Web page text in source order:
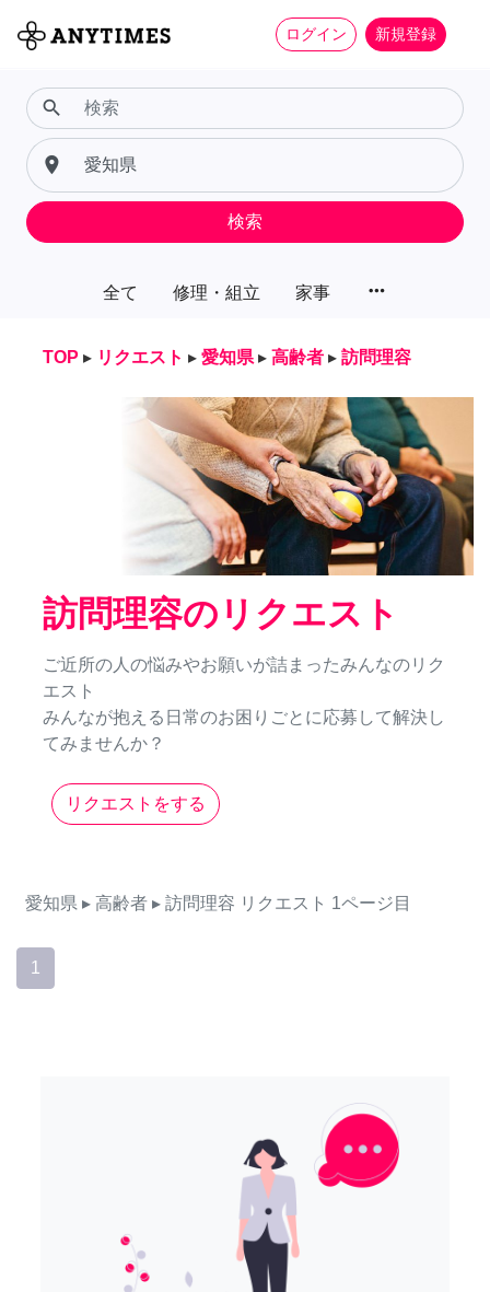
ログイン 新規登録
全て 修理・組立 家事 more_horiz
search
place
検索
TOP ▸ リクエスト ▸ 愛知県 ▸ 高齢者 ▸ 訪問理容
訪問理容のリクエスト
ご近所の人の悩みやお願いが詰まったみんなのリク
エスト
みんなが抱える日常のお困りごとに応募して解決し
てみませんか？
リクエストをする
愛知県 ▸ 高齢者 ▸ 訪問理容 リクエスト 1ページ目
1